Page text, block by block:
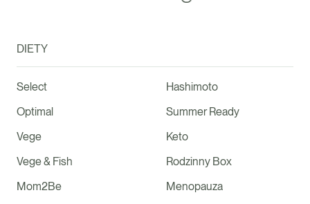
DIETY
Select
Optimal
Vege
Vege & Fish
Mom2Be
Hashimoto
Summer Ready
Keto
Rodzinny Box
Menopauza